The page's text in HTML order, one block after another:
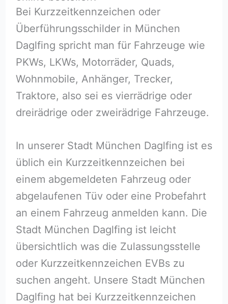
Bei Kurzzeitkennzeichen oder
Überführungsschilder in München
Daglfing spricht man für Fahrzeuge wie
PKWs, LKWs, Motorräder, Quads,
Wohnmobile, Anhänger, Trecker,
Traktore, also sei es vierrädrige oder
dreirädrige oder zweirädrige Fahrzeuge.
In unserer Stadt München Daglfing ist es
üblich ein Kurzzeitkennzeichen bei
einem abgemeldeten Fahrzeug oder
abgelaufenen Tüv oder eine Probefahrt
an einem Fahrzeug anmelden kann. Die
Stadt München Daglfing ist leicht
übersichtlich was die Zulassungsstelle
oder Kurzzeitkennzeichen EVBs zu
suchen angeht. Unsere Stadt München
Daglfing hat bei Kurzzeitkennzeichen